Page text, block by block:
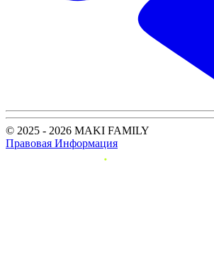
© 2025 - 2026 MAKI FAMILY
Правовая Информация